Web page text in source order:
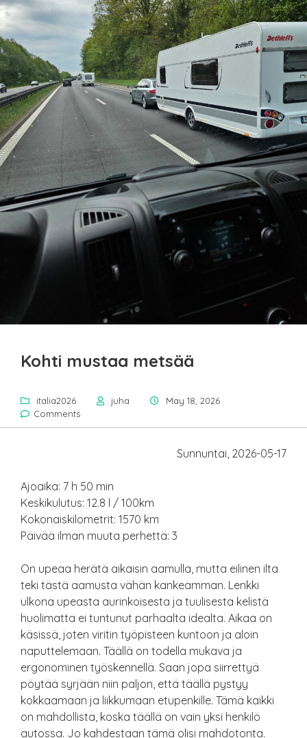
Kohti mustaa metsää
italia2026 juha
May 18, 2026
Comments
Sunnuntai, 2026-05-17
Ajoaika: 7 h 50 min
Keskikulutus: 12.8 l / 100km
Kokonaiskilometrit: 1570 km
Päivää ilman muuta perhettä: 3
On upeaa herätä aikaisin aamulla, mutta eilinen ilta
teki tästä aamusta vähän kankeamman. Lenkki
ulkona upeasta aurinkoisesta ja tuulisesta kelistä
huolimatta ei tuntunut parhaalta idealta. Aikaa on
käsissä, joten viritin työpisteen kuntoon ja aloin
naputtelemaan. Täällä on todella mukava ja
ergonominen työskennellä. Saan jopa siirrettyä
pöytää syrjään niin paljon, että täällä pystyy
kokkaamaan ja liikkumaan etupenkille. Tämä kaikki
on mahdollista, koska täällä on vain yksi henkilö
autossa. Jo kahdestaan tämä olisi mahdotonta.